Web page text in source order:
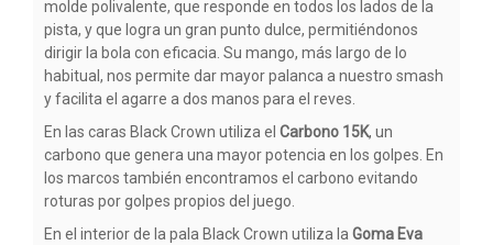
molde polivalente, que responde en todos los lados de la
pista, y que logra un gran punto dulce, permitiéndonos
dirigir la bola con eficacia. Su mango, más largo de lo
habitual, nos permite dar mayor palanca a nuestro smash
y facilita el agarre a dos manos para el reves.
En las caras Black Crown utiliza el Carbono 15K, un
carbono que genera una mayor potencia en los golpes. En
los marcos también encontramos el carbono evitando
roturas por golpes propios del juego.
En el interior de la pala Black Crown utiliza la Goma Eva